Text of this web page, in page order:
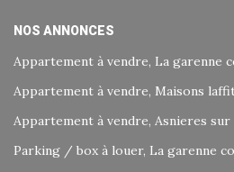
NOS ANNONCES
Appartement à vendre, La garenne
Appartement à vendre, Maisons
Appartement à vendre, Asnieres sur
Parking / box à louer, La garenne